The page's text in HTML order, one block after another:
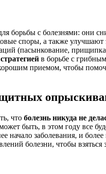
с болезнями: они
споры, а также
(пасынкование,
в борьбе с
приемом, чтобы
что болезнь никуда не
быть, в этом году все
заболевания, и
болезни, чтобы взяться